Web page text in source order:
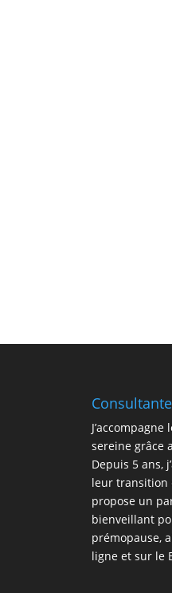
sereine grâce
Depuis 5 ans,
leur transition
propose un
bienveillant
prémopause,
ligne et sur le